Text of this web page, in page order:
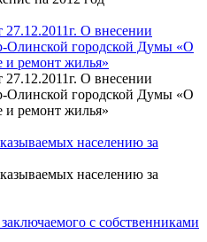
О внесении
Олинской городской Думы «О
и ремонт жилья»
О внесении
Олинской городской Думы «О
и ремонт жилья»
населению за
населению за
с собственниками